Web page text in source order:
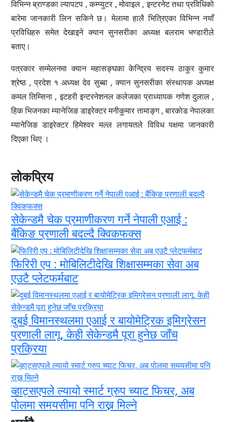
विभिन्न ब्राण्डका ल्यापटप ,कम्प्युटर ,मोवाइल ,इन्टरनेट तथा प्रविधिको
बारेमा जानकारी लिन सकिने छ। मेलामा हालै भित्रिएका विभिन्न नयाँ
प्रविधिहरु समेत देखाइने क्यान सुनसरीका अध्यक्ष बलराम भण्डारीले
बताए।
पत्रकार सम्मेलनमा क्यान महासङ्घका केन्द्रिय सदस्य ठाकुर कुमार
श्रेष्ठ ,प्रदेश १ अध्यक्ष देव सुब्बा ,क्यान सुनसरीका संस्थापक अध्यक्ष
कमल तिम्सिना ,इटहरी इन्टरनेशनल कलेजका प्राध्यापक गणेश दुलाल ,
हिक भिजनका म्यानेजिङ डाइरेक्टर मनीकुमार तामाङ्ग,बारकाेड नेपालका
म्यानेजिङ डाइरेक्टर हिमेश्वर मल्ललगायतले विविध पक्षमा जानकारी
दिएका थिए ।
लोकप्रिय
सेकेन्डमै चेक प्रमाणीकरण गर्ने नेपाली एआई :
बैंकिङ प्रणाली बदल्दै क्विकफक्स
फिरिरी एप : मोबिलिटीदेखि शिक्षासम्मका सेवा अब
एउटै प्लेटफर्मबाट
दुबई विमानस्थलमा एआई र बायोमेट्रिक इमिग्रेसन
प्रणाली लागू, केही सेकेन्डमै पूरा हुनेछ जाँच
प्रक्रिया
व्हाट्सएपले ल्यायो स्मार्ट ग्रुप च्याट फिचर, अब
पोलमा समयसीमा पनि राख्न मिल्ने